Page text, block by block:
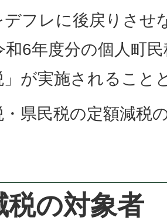
デフレに後戻りさせ
和6年度分の個人町
」が実施されること
県民税の定額減税
税の対象者